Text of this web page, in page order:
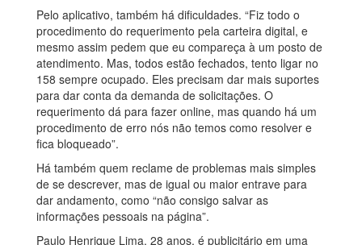
Pelo aplicativo, também há dificuldades. “Fiz todo o
procedimento do requerimento pela carteira digital, e
mesmo assim pedem que eu compareça à um posto de
atendimento. Mas, todos estão fechados, tento ligar no
158 sempre ocupado. Eles precisam dar mais suportes
para dar conta da demanda de solicitações. O
requerimento dá para fazer online, mas quando há um
procedimento de erro nós não temos como resolver e
fica bloqueado”.
Há também quem reclame de problemas mais simples
de se descrever, mas de igual ou maior entrave para
dar andamento, como “não consigo salvar as
informações pessoais na página”.
Paulo Henrique Lima, 28 anos, é publicitário em uma